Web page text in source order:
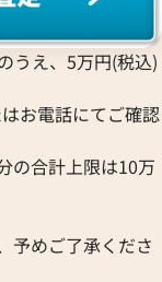
デイデイト 40
字盤
円
うえ、5万円(税込)
お電話にてご確認
の合計上限は10万
予めご了承くださ